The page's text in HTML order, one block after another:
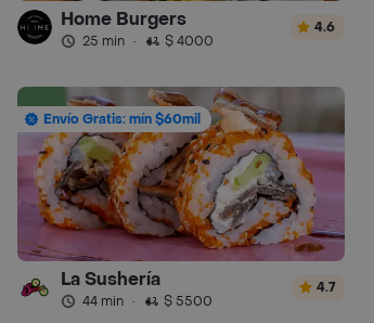
Home Burgers
25 min · $ 4000
4.6
Envío Gratis: mín $60mil
La Sushería
44 min · $ 5500
4.7